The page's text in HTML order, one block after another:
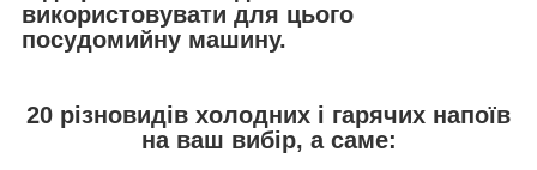
використовувати для цього
посудомийну машину.
20 різновидів холодних і гарячих напоїв
на ваш вибір, а саме: